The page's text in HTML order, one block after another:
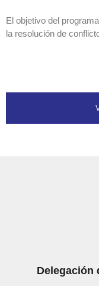
El objetivo del
la resolución de
Delegación